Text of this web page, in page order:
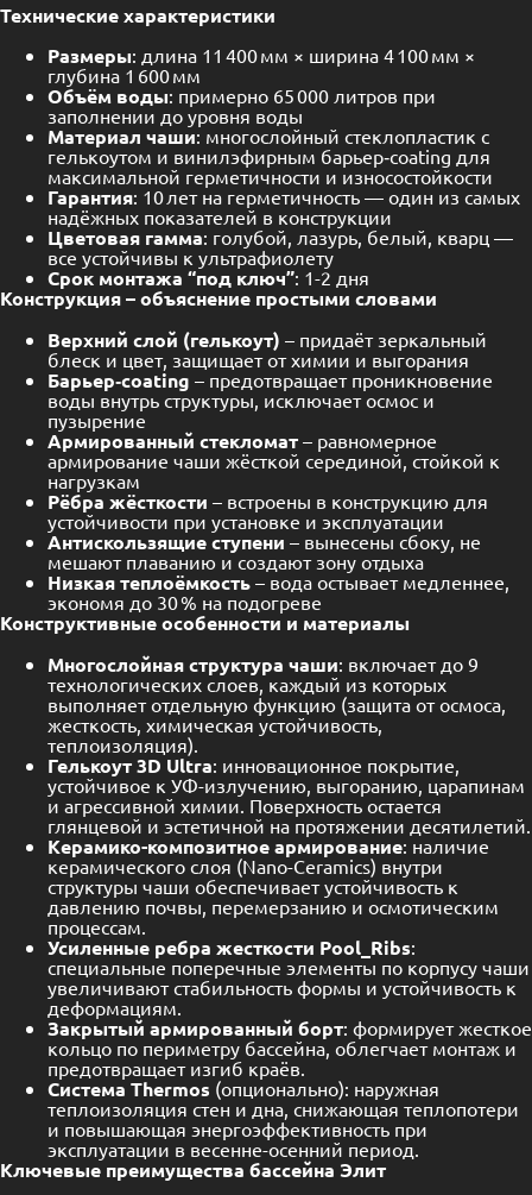
Технические характеристики
Размеры: длина 11 400 мм × ширина 4 100 мм ×
глубина 1 600 мм
Объём воды: примерно 65 000 литров при
заполнении до уровня воды
Материал чаши: многослойный стеклопластик с
гелькоутом и винилэфирным барьер‑coating для
максимальной герметичности и износостойкости
Гарантия: 10 лет на герметичность — один из самых
надёжных показателей в конструкции
Цветовая гамма: голубой, лазурь, белый, кварц —
все устойчивы к ультрафиолету
Срок монтажа “под ключ”: 1-2 дня
Конструкция – объяснение простыми словами
Верхний слой (гелькоут) – придаёт зеркальный
блеск и цвет, защищает от химии и выгорания
Барьер‑coating – предотвращает проникновение
воды внутрь структуры, исключает осмос и
пузырение
Армированный стекломат – равномерное
армирование чаши жёсткой серединой, стойкой к
нагрузкам
Рёбра жёсткости – встроены в конструкцию для
устойчивости при установке и эксплуатации
Антискользящие ступени – вынесены сбоку, не
мешают плаванию и создают зону отдыха
Низкая теплоёмкость – вода остывает медленнее,
экономя до 30 % на подогреве
Конструктивные особенности и материалы
Многослойная структура чаши: включает до 9
технологических слоев, каждый из которых
выполняет отдельную функцию (защита от осмоса,
жесткость, химическая устойчивость,
теплоизоляция).
Гелькоут 3D Ultra: инновационное покрытие,
устойчивое к УФ-излучению, выгоранию, царапинам
и агрессивной химии. Поверхность остается
глянцевой и эстетичной на протяжении десятилетий.
Керамико-композитное армирование: наличие
керамического слоя (Nano-Ceramics) внутри
структуры чаши обеспечивает устойчивость к
давлению почвы, перемерзанию и осмотическим
процессам.
Усиленные ребра жесткости Pool_Ribs:
специальные поперечные элементы по корпусу чаши
увеличивают стабильность формы и устойчивость к
деформациям.
Закрытый армированный борт: формирует жесткое
кольцо по периметру бассейна, облегчает монтаж и
предотвращает изгиб краёв.
Система Thermos (опционально): наружная
теплоизоляция стен и дна, снижающая теплопотери
и повышающая энергоэффективность при
эксплуатации в весенне-осенний период.
Ключевые преимущества бассейна Элит